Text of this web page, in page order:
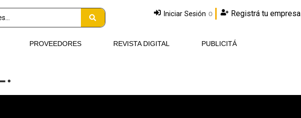
Iniciar Sesión o Registrá tu empresa
PROVEEDORES REVISTA DIGITAL PUBLICITÁ